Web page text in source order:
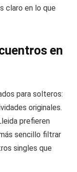
claro en lo que
en
para solteros:
originales.
prefieren
sencillo filtrar
singles que